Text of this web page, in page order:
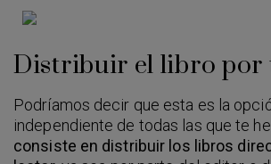
Distribuir el libro por
Podríamos decir que esta es la
independiente de todas las que te
consiste en distribuir los libros